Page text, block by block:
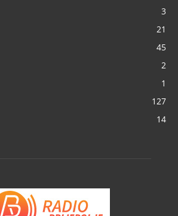
3
21
45
2
1
127
14